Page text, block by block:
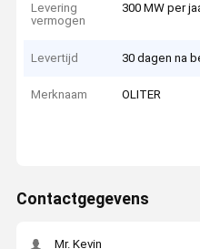
Levering
vermogen
300 MW per
Levertijd 30 dagen na
Merknaam OLITER
Contactgegevens
Mr. Kevin